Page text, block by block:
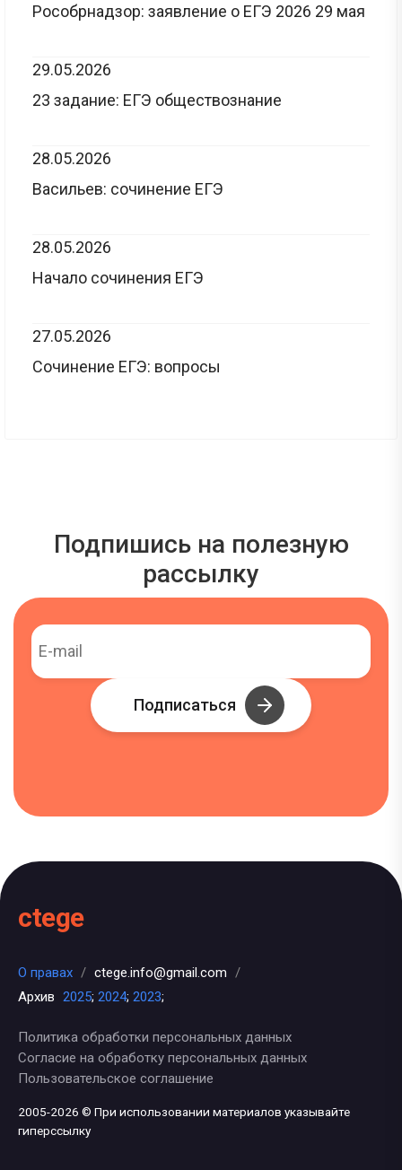
Рособрнадзор: заявление о ЕГЭ 2026 29 мая
29.05.2026
23 задание: ЕГЭ обществознание
28.05.2026
Васильев: сочинение ЕГЭ
28.05.2026
Начало сочинения ЕГЭ
27.05.2026
Сочинение ЕГЭ: вопросы
Подпишись на полезную
рассылку
Подписаться
ctege
О правах / ctege.info@gmail.com /
Архив 2025; 2024; 2023;
Политика обработки персональных данных
Согласие на обработку персональных данных
Пользовательское соглашение
2005-2026 © При использовании материалов указывайте
гиперссылку